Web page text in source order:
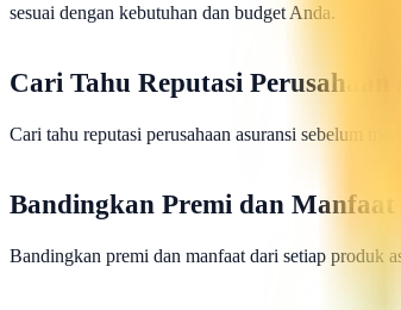
sesuai dengan kebutuhan dan budget Anda.
Cari Tahu Reputasi Perusahaan
Cari tahu reputasi perusahaan asuransi sebelum
Bandingkan Premi dan Manfaat
Bandingkan premi dan manfaat dari setiap produk